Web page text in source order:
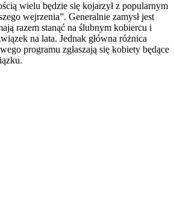
wielu będzie się kojarzył z popularnym
wejrzenia”. Generalnie zamysł jest
razem stanąć na ślubnym kobiercu i
na lata. Jednak główna różnica
programu zgłaszają się kobiety będące